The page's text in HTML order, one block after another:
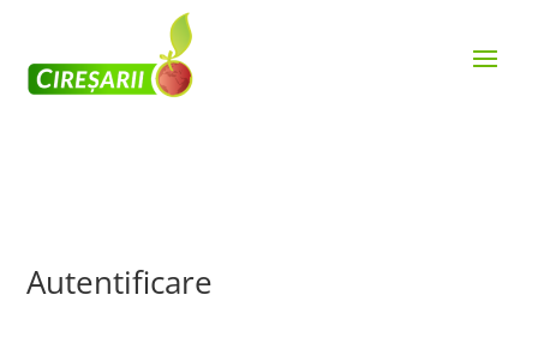
Autentificare